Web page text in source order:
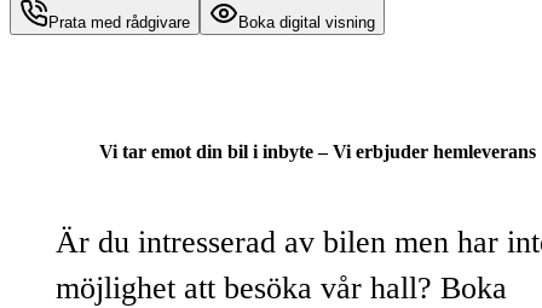
Prata med rådgivare Boka digital visning
Vi tar emot din bil i inbyte – Vi erbjuder hemleverans
Är du intresserad av bilen men har
möjlighet att besöka vår hall? Boka